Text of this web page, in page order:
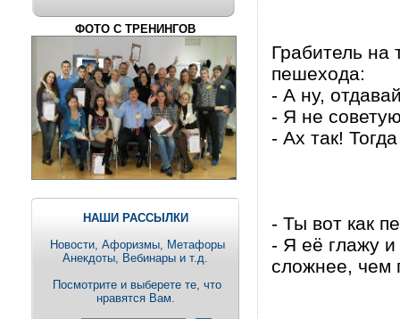
ФОТО С ТРЕНИНГОВ
НАШИ РАССЫЛКИ
Новости, Aфоризмы, Метафоры
Анекдоты, Вебинары и т.д.
Посмотрите и выберете те, что
нравятся Вам.
Грабитель на
пешехода:
- А ну,
- Я не
- Ах так!
- Ты вот как
- Я её глажу
сложнее, чем